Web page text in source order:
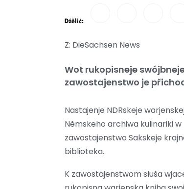
Dźělić:
Z: DieSachsen News
Wot rukopisneje
zawostajenstwo je
Nastajenje NDRskeje
Němskeho archiwa kulinariki
zawostajenstwo Sakskeje
biblioteka.
K zawostajenstwom słuša